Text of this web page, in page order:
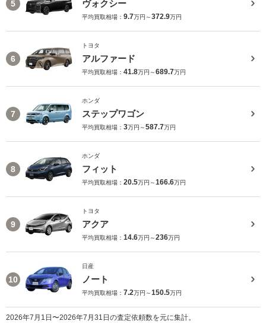
5 ヴォクシー
平均買取相場： 9.7万円～372.9万円
6
トヨタ
アルファード
平均買取相場： 41.8万円～689.7万円
7
ホンダ
ステップワゴン
平均買取相場： 3万円～587.7万円
8
ホンダ
フィット
平均買取相場： 20.5万円～166.6万円
9
トヨタ
アクア
平均買取相場： 14.6万円～236万円
10
日産
ノート
平均買取相場： 7.2万円～150.5万円
2026年7月1日〜2026年7月31日の査定依頼数を元に集計。